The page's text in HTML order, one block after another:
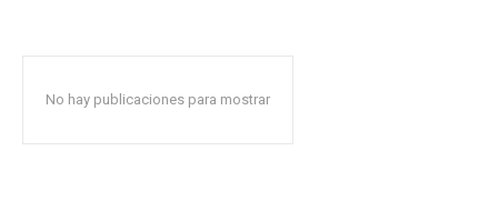
No hay publicaciones para mostrar